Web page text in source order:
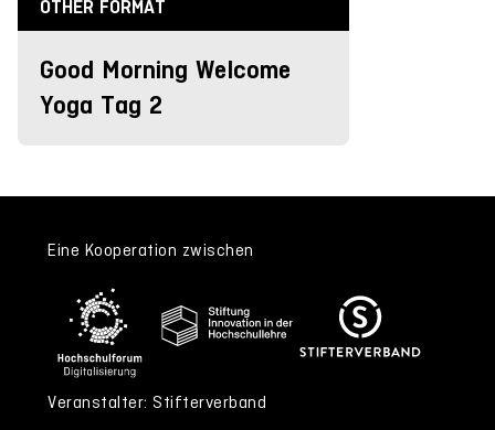
OTHER FORMAT
Good Morning Welcome
Yoga Tag 2
Eine Kooperation zwischen
Veranstalter: Stifterverband